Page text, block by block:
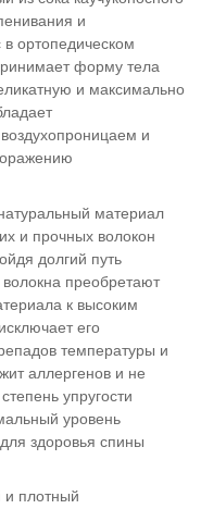
и
в ортопедическом
форму тела
и максимально
и
материал
и прочных волокон
долгий путь
преобретают
к высоким
его
температуры и
аллергенов и не
упругости
уровень
здоровья спины
и плотный